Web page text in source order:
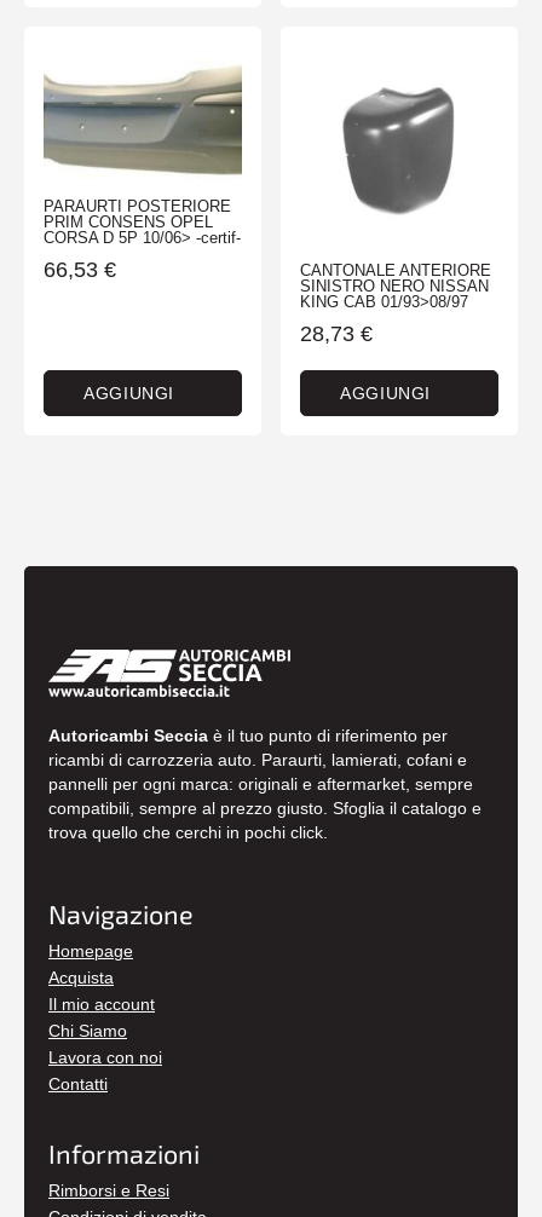
PARAURTI POSTERIORE
PRIM CONSENS OPEL
CORSA D 5P 10/06> -certif-
66,53 €
AGGIUNGI
CANTONALE ANTERIORE
SINISTRO NERO NISSAN
KING CAB 01/93>08/97
28,73 €
AGGIUNGI
Autoricambi Seccia è il tuo punto di riferimento per
ricambi di carrozzeria auto. Paraurti, lamierati, cofani e
pannelli per ogni marca: originali e aftermarket, sempre
compatibili, sempre al prezzo giusto. Sfoglia il catalogo e
trova quello che cerchi in pochi click.
Navigazione
Homepage
Acquista
Il mio account
Chi Siamo
Lavora con noi
Contatti
Informazioni
Rimborsi e Resi